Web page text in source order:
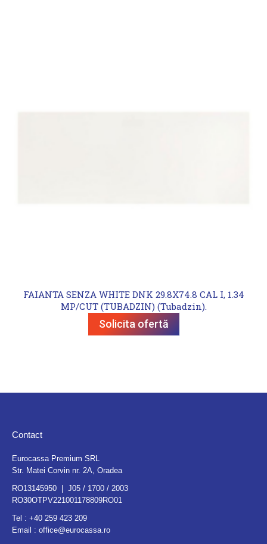
FAIANTA SENZA WHITE DNK 29.8X74.8 CAL I, 1.34
MP/CUT (TUBADZIN) (Tubadzin).
Solicita ofertă
Contact
Eurocassa Premium SRL
Str. Matei Corvin nr. 2A, Oradea
RO13145950 | J05 / 1700 / 2003
RO30OTPV221001178809RO01
Tel : +40 259 423 209
Email : office@eurocassa.ro